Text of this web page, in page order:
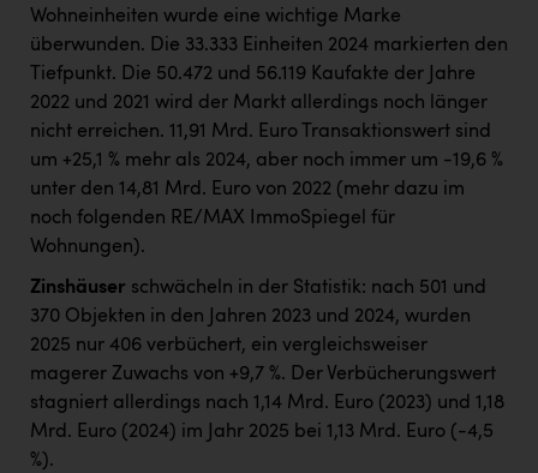
Wohneinheiten wurde eine wichtige Marke
überwunden. Die 33.333 Einheiten 2024 markierten den
Tiefpunkt. Die 50.472 und 56.119 Kaufakte der Jahre
2022 und 2021 wird der Markt allerdings noch länger
nicht erreichen. 11,91 Mrd. Euro Transaktionswert sind
um +25,1 % mehr als 2024, aber noch immer um -19,6 %
unter den 14,81 Mrd. Euro von 2022 (mehr dazu im
noch folgenden RE/MAX ImmoSpiegel für
Wohnungen).
Zinshäuser schwächeln in der Statistik: nach 501 und
370 Objekten in den Jahren 2023 und 2024, wurden
2025 nur 406 verbüchert, ein vergleichsweiser
magerer Zuwachs von +9,7 %. Der Verbücherungswert
stagniert allerdings nach 1,14 Mrd. Euro (2023) und 1,18
Mrd. Euro (2024) im Jahr 2025 bei 1,13 Mrd. Euro (-4,5
%).